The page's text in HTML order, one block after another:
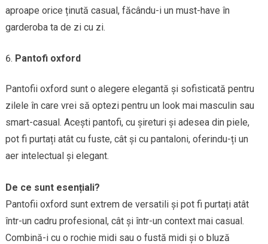
aproape orice ținută casual, făcându-i un must-have în
garderoba ta de zi cu zi.
Pantofi oxford
Pantofii oxford sunt o alegere elegantă și sofisticată pentru
zilele în care vrei să optezi pentru un look mai masculin sau
smart-casual. Acești pantofi, cu șireturi și adesea din piele,
pot fi purtați atât cu fuste, cât și cu pantaloni, oferindu-ți un
aer intelectual și elegant.
De ce sunt esențiali?
Pantofii oxford sunt extrem de versatili și pot fi purtați atât
într-un cadru profesional, cât și într-un context mai casual.
Combină-i cu o rochie midi sau o fustă midi și o bluză